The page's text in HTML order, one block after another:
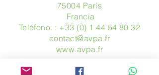
75004 París
​ Francia
Teléfono. : +33 (0) 1 44 54 80 32
contact@avpa.fr
www.avpa.fr